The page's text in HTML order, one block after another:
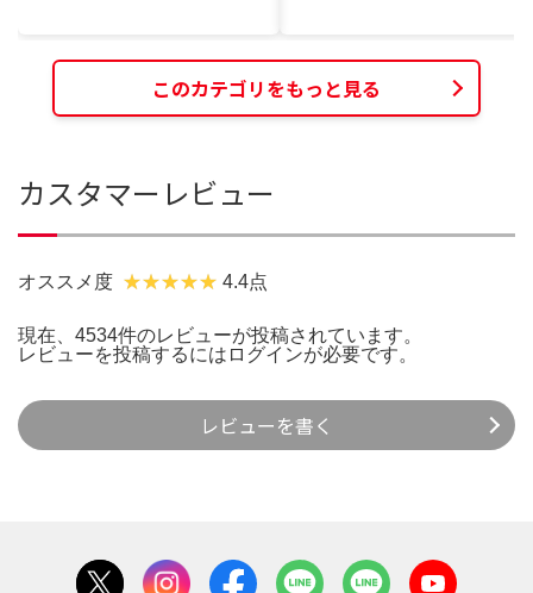
このカテゴリをもっと見る
カスタマーレビュー
オススメ度 4.4点
現在、4534件のレビューが投稿されています。
レビューを投稿するには ログインが必要です。
レビューを書く